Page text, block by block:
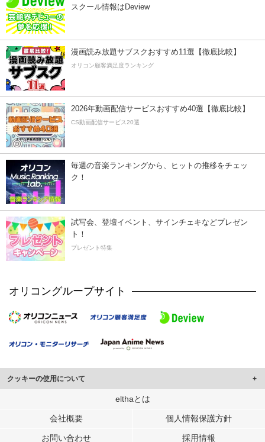
スクール情報はDeview
漫画読み放題サブスクおすすめ11選【徹底比較】
オリコン顧客満足度ランキング
2026年動画配信サービスおすすめ40選【徹底比較】
CS動画配信サービス20選
毎週の音楽ランキングから、ヒットの推移をチェッ
ク！
試写会、登壇イベント、サインチェキなどプレゼン
ト！
プレゼント特集
オリコングループサイト
クッキーの使用について
このサイトでは Cookie を使用して、ユーザーに合わせたコンテンツや広告の
行っています。
メディアや広告配信、データ解析の各パートナーに提供しています。
elthaとは
会社概要 個人情報保護方針
お問い合わせ 採用情報